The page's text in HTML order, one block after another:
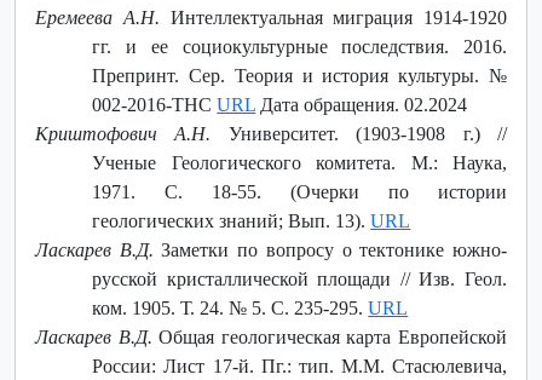
Еремеева А.Н. Интеллектуальная миграция 1914-1920
гг. и ее социокультурные последствия. 2016.
Препринт. Сер. Теория и история культуры. №
002-2016-THCURL Дата обращения. 02.2024
Криштофович А.Н. Университет. (1903-1908 г.) //
Ученые Геологического комитета. М.: Наука,
1971. С. 18-55. (Очерки по истории
геологических знаний; Вып. 13).URL
Ласкарев В.Д.Заметки по вопросу о тектонике южно-
русской кристаллической площади // Изв. Геол.
ком. 1905. Т. 24. № 5. С. 235-295.URL
Ласкарев В.Д. Общая геологическая карта Европейской
России: Лист 17-й. Пг.: тип. М.М. Стасюлевича,